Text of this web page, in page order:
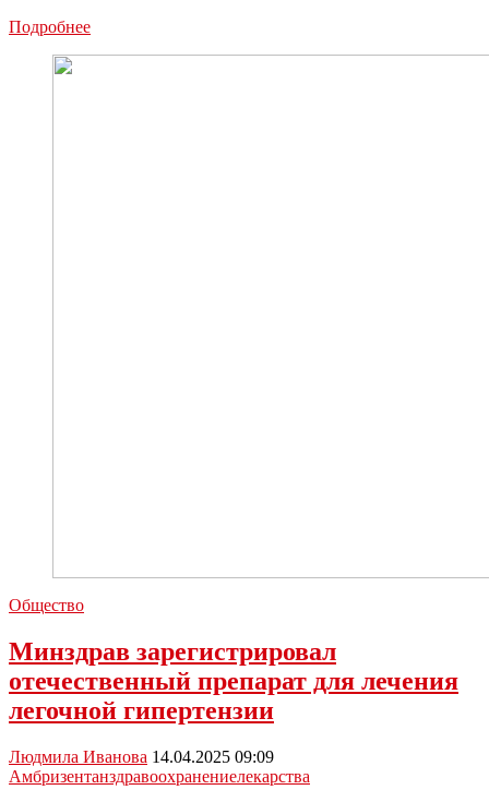
ПодробнееПрокуратура
Общество
Минздрав зарегистрировал
отечественный препарат для лечения
легочной гипертензии
Людмила Иванова 14.04.2025 09:09
Амбризентанздравоохранениелекарства